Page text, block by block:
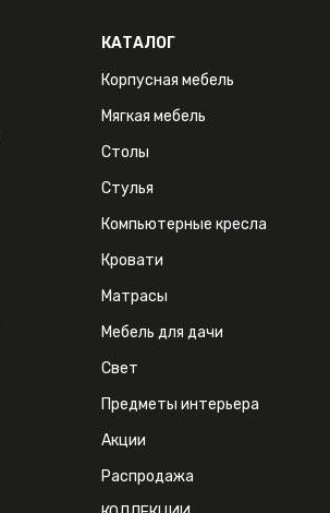
КАТАЛОГ
Корпусная мебель
Мягкая мебель
Столы
Стулья
Компьютерные кресла
Кровати
Матрасы
Мебель для дачи
Свет
Предметы интерьера
Акции
Распродажа